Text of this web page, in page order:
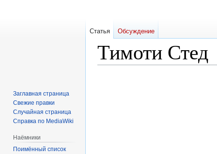
Тимоти Стед
Статья Обсуждение
Заглавная страница
Свежие правки
Случайная страница
Справка по MediaWiki
Наёмники
Поимённый список